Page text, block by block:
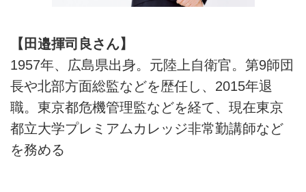
【田邉揮司良さん】
1957年、広島県出身。元陸上自衛官。第9師団
長や北部方面総監などを歴任し、2015年退
職。東京都危機管理監などを経て、現在東京
都立大学プレミアムカレッジ非常勤講師など
を務める